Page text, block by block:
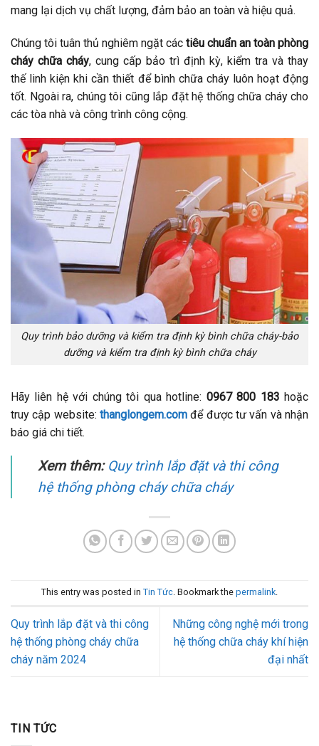
mang lại dịch vụ chất lượng, đảm bảo an toàn và hiệu quả.
Chúng tôi tuân thủ nghiêm ngặt các tiêu chuẩn an toàn phòng
cháy chữa cháy, cung cấp bảo trì định kỳ, kiểm tra và thay
thế linh kiện khi cần thiết để bình chữa cháy luôn hoạt động
tốt. Ngoài ra, chúng tôi cũng lắp đặt hệ thống chữa cháy cho
các tòa nhà và công trình công cộng.
Quy trình bảo dưỡng và kiểm tra định kỳ bình chữa cháy-bảo
dưỡng và kiểm tra định kỳ bình chữa cháy
Hãy liên hệ với chúng tôi qua hotline: 0967 800 183 hoặc
truy cập website: thanglongem.com để được tư vấn và nhận
báo giá chi tiết.
Xem thêm: Quy trình lắp đặt và thi công
hệ thống phòng cháy chữa cháy
This entry was posted in Tin Tức . Bookmark the permalink
Quy trình lắp đặt và thi công
hệ thống phòng cháy chữa
cháy năm 2024
Những công nghệ mới trong
hệ thống chữa cháy khí hiện
đại nhất
TIN TỨC